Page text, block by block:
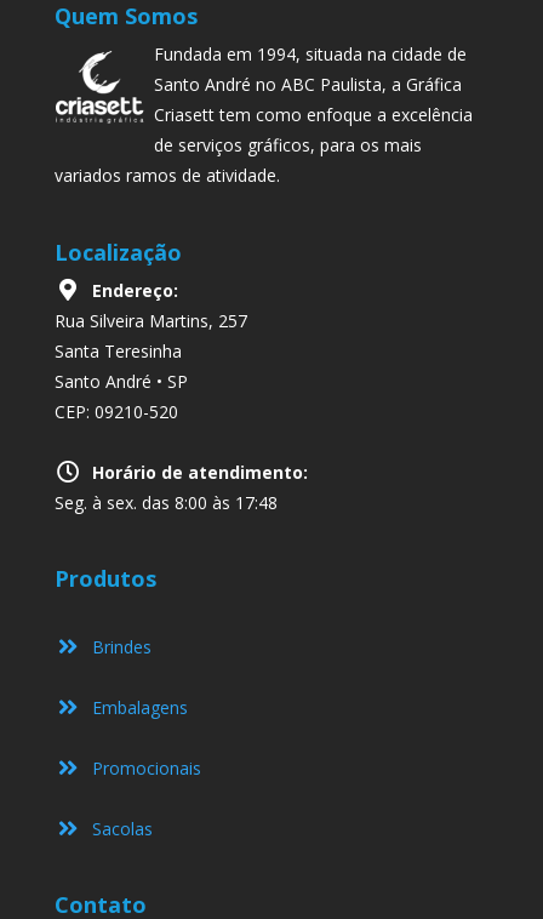
Quem Somos
Fundada em 1994, situada na cidade de
Santo André no ABC Paulista, a Gráfica
Criasett tem como enfoque a excelência
de serviços gráficos, para os mais
variados ramos de atividade.
Localização
Endereço:
Rua Silveira Martins, 257
Santa Teresinha
Santo André • SP
CEP: 09210-520
Horário de atendimento:
Seg. à sex. das 8:00 às 17:48
Produtos
Brindes
Embalagens
Promocionais
Sacolas
Contato